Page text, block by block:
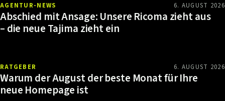
AGENTUR-NEWS 6. AUGUST 2026
Abschied mit Ansage: Unsere Ricoma zieht aus
– die neue Tajima zieht ein
RATGEBER 6. AUGUST 2026
Warum der August der beste Monat für Ihre
neue Homepage ist